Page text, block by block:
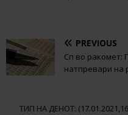
PREVIOUS
Сп во ракомет:
натпревари на
ТИП НА ДЕНОТ: